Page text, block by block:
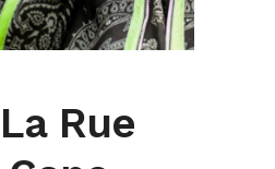
Rue